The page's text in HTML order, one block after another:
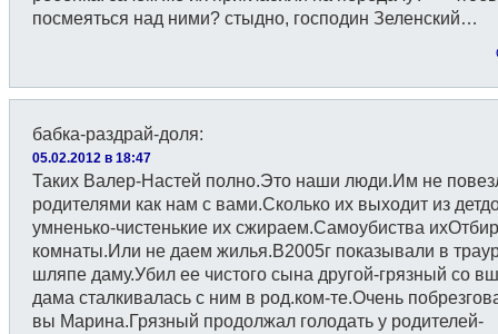
посмеяться над ними? стыдно, господин Зеленский…
бабка-раздрай-доля:
05.02.2012 в 18:47
Таких Валер-Настей полно.Это наши люди.Им не
родителями как нам с вами.Сколько их выходит из
умненько-чистенькие их сжираем.Самоубиства
комнаты.Или не даем жилья.В2005г показывали в
шляпе даму.Убил ее чистого сына другой-грязный со
дама сталкивалась с ним в род.ком-те.Очень
вы Марина.Грязный продолжал голодать у родителей-